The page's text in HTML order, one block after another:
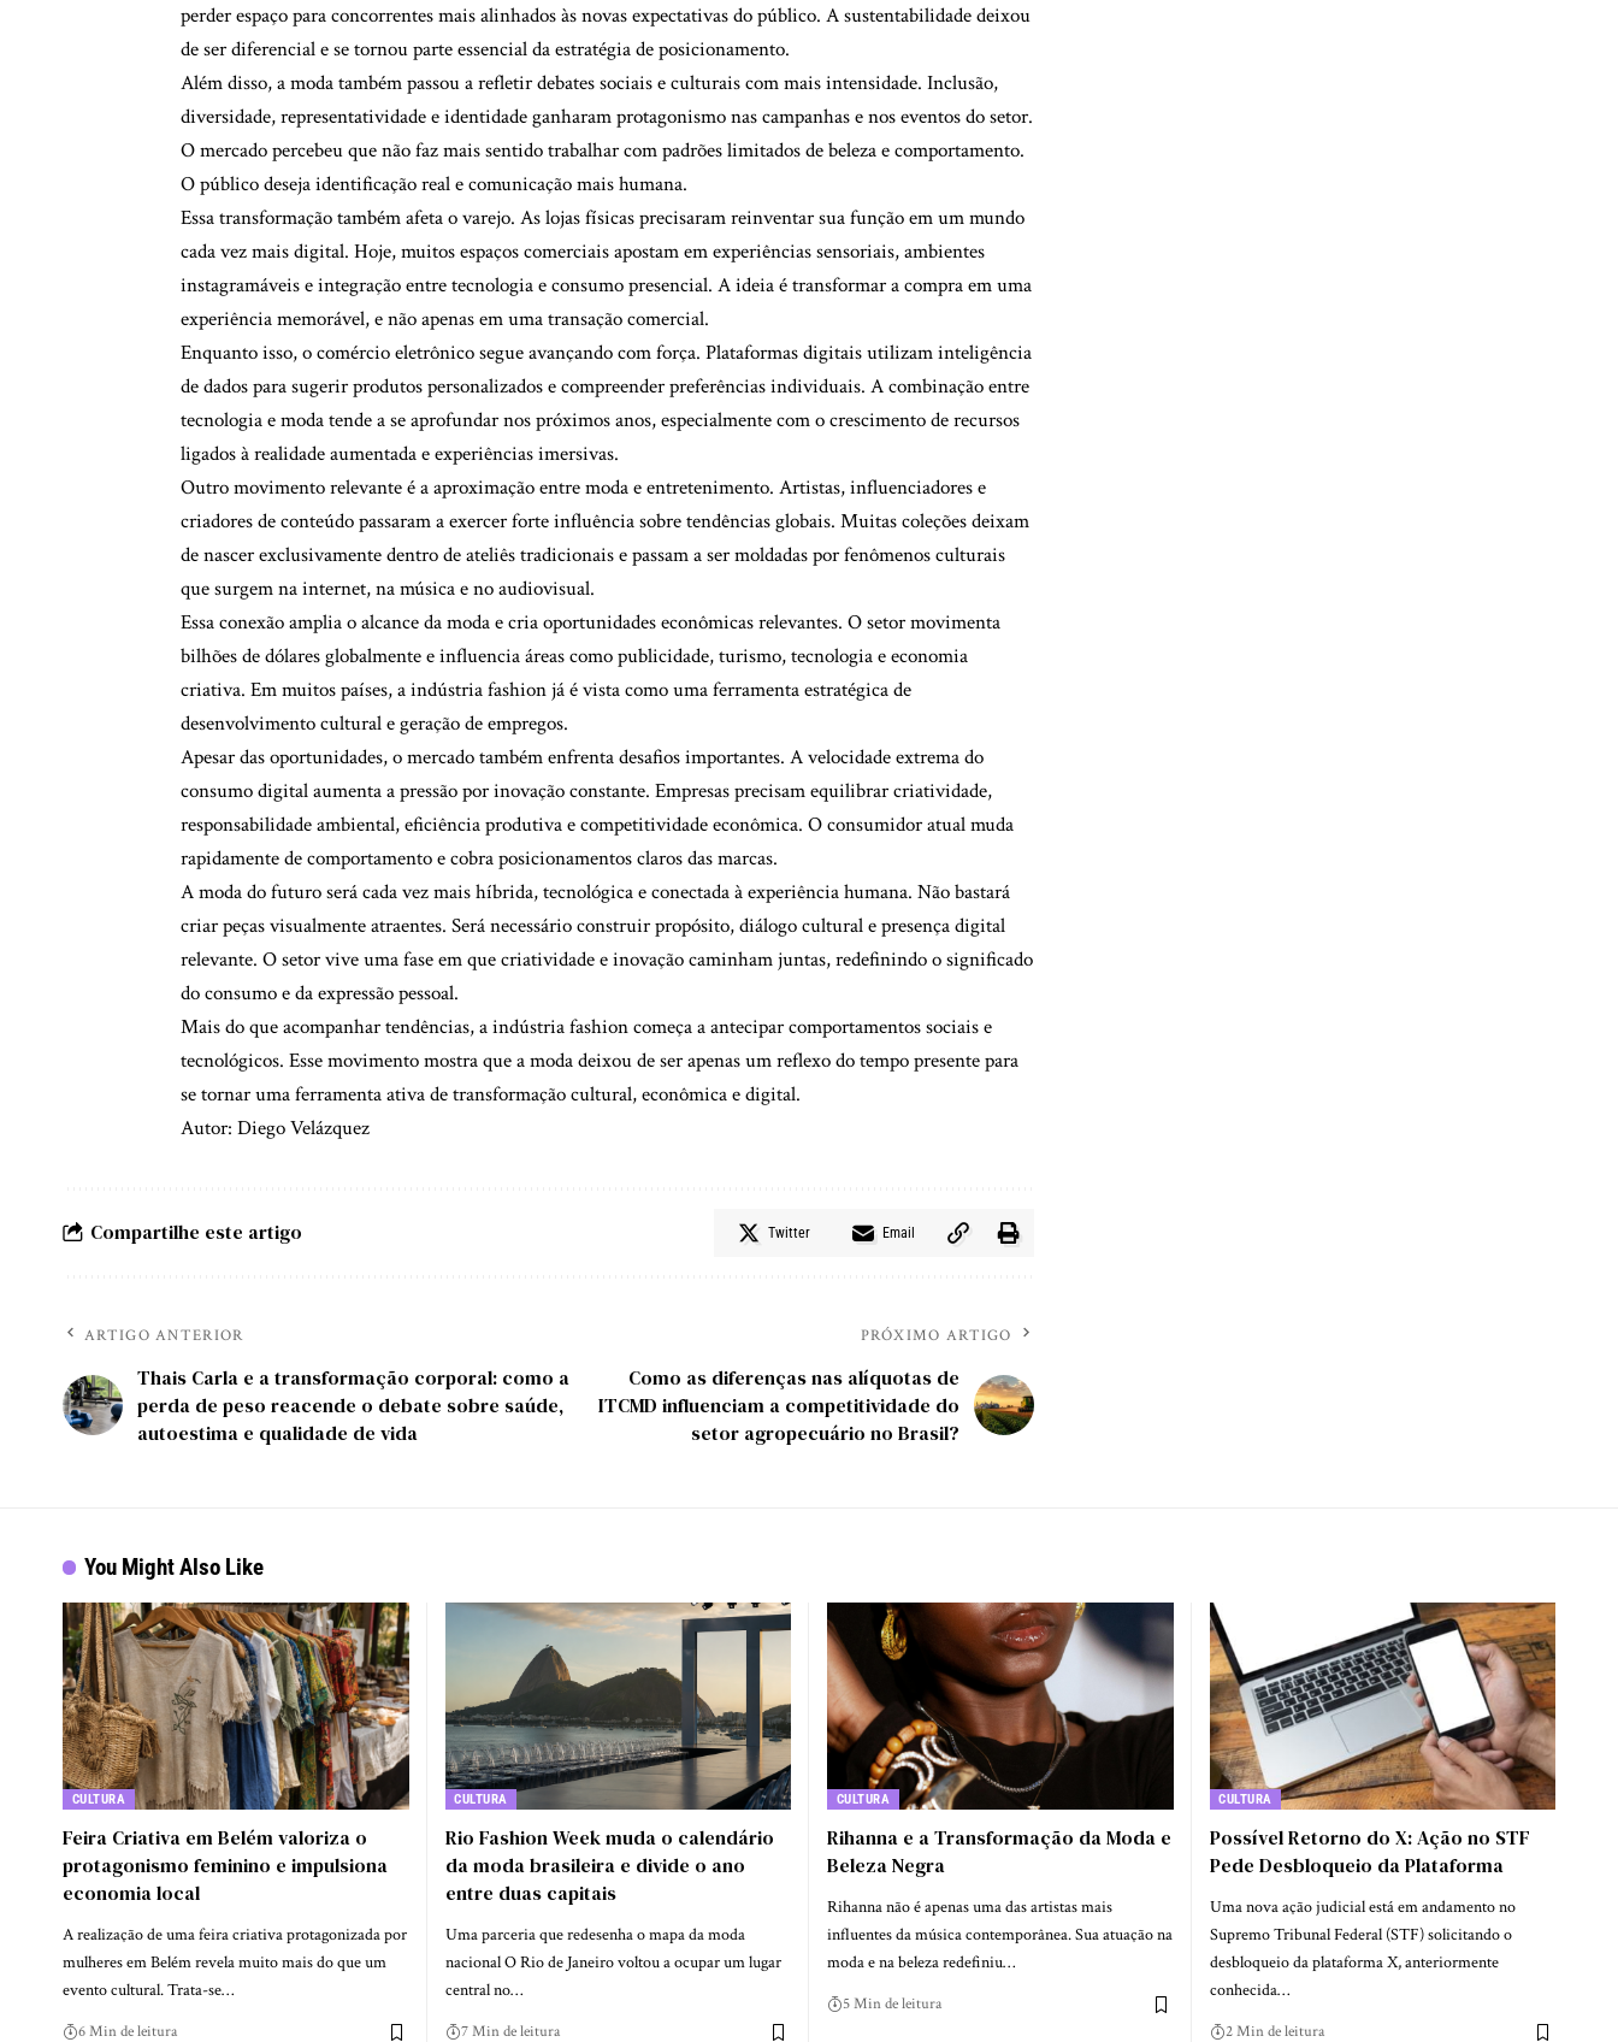
perder espaço para concorrentes mais alinhados às novas expectativas do público. A sustentabilidade deixou
de ser diferencial e se tornou parte essencial da estratégia de posicionamento.
Além disso, a moda também passou a refletir debates sociais e culturais com mais intensidade. Inclusão,
diversidade, representatividade e identidade ganharam protagonismo nas campanhas e nos eventos do setor.
O mercado percebeu que não faz mais sentido trabalhar com padrões limitados de beleza e comportamento.
O público deseja identificação real e comunicação mais humana.
Essa transformação também afeta o varejo. As lojas físicas precisaram reinventar sua função em um mundo
cada vez mais digital. Hoje, muitos espaços comerciais apostam em experiências sensoriais, ambientes
instagramáveis e integração entre tecnologia e consumo presencial. A ideia é transformar a compra em uma
experiência memorável, e não apenas em uma transação comercial.
Enquanto isso, o comércio eletrônico segue avançando com força. Plataformas digitais utilizam inteligência
de dados para sugerir produtos personalizados e compreender preferências individuais. A combinação entre
tecnologia e moda tende a se aprofundar nos próximos anos, especialmente com o crescimento de recursos
ligados à realidade aumentada e experiências imersivas.
Outro movimento relevante é a aproximação entre moda e entretenimento. Artistas, influenciadores e
criadores de conteúdo passaram a exercer forte influência sobre tendências globais. Muitas coleções deixam
de nascer exclusivamente dentro de ateliês tradicionais e passam a ser moldadas por fenômenos culturais
que surgem na internet, na música e no audiovisual.
Essa conexão amplia o alcance da moda e cria oportunidades econômicas relevantes. O setor movimenta
bilhões de dólares globalmente e influencia áreas como publicidade, turismo, tecnologia e economia
criativa. Em muitos países, a indústria fashion já é vista como uma ferramenta estratégica de
desenvolvimento cultural e geração de empregos.
Apesar das oportunidades, o mercado também enfrenta desafios importantes. A velocidade extrema do
consumo digital aumenta a pressão por inovação constante. Empresas precisam equilibrar criatividade,
responsabilidade ambiental, eficiência produtiva e competitividade econômica. O consumidor atual muda
rapidamente de comportamento e cobra posicionamentos claros das marcas.
A moda do futuro será cada vez mais híbrida, tecnológica e conectada à experiência humana. Não bastará
criar peças visualmente atraentes. Será necessário construir propósito, diálogo cultural e presença digital
relevante. O setor vive uma fase em que criatividade e inovação caminham juntas, redefinindo o significado
do consumo e da expressão pessoal.
Mais do que acompanhar tendências, a indústria fashion começa a antecipar comportamentos sociais e
tecnológicos. Esse movimento mostra que a moda deixou de ser apenas um reflexo do tempo presente para
se tornar uma ferramenta ativa de transformação cultural, econômica e digital.
Autor: Diego Velázquez
Compartilhe este artigo Twitter Email
ARTIGO ANTERIOR
Thais Carla e a transformação corporal: como a
perda de peso reacende o debate sobre saúde,
autoestima e qualidade de vida
PRÓXIMO ARTIGO
Como as diferenças nas alíquotas de
ITCMD influenciam a competitividade do
setor agropecuário no Brasil?
You Might Also Like
CULTURA
Feira Criativa em Belém valoriza o
protagonismo feminino e impulsiona
economia local
A realização de uma feira criativa protagonizada por
mulheres em Belém revela muito mais do que um
evento cultural. Trata-se…
6 Min de leitura
CULTURA
Rio Fashion Week muda o calendário
da moda brasileira e divide o ano
entre duas capitais
Uma parceria que redesenha o mapa da moda
nacional O Rio de Janeiro voltou a ocupar um lugar
central no…
7 Min de leitura
CULTURA
Rihanna e a Transformação da Moda e
Beleza Negra
Rihanna não é apenas uma das artistas mais
influentes da música contemporânea. Sua atuação na
moda e na beleza redefiniu…
5 Min de leitura
CULTURA
Possível Retorno do X: Ação no STF
Pede Desbloqueio da Plataforma
Uma nova ação judicial está em andamento no
Supremo Tribunal Federal (STF) solicitando o
desbloqueio da plataforma X, anteriormente
conhecida…
2 Min de leitura